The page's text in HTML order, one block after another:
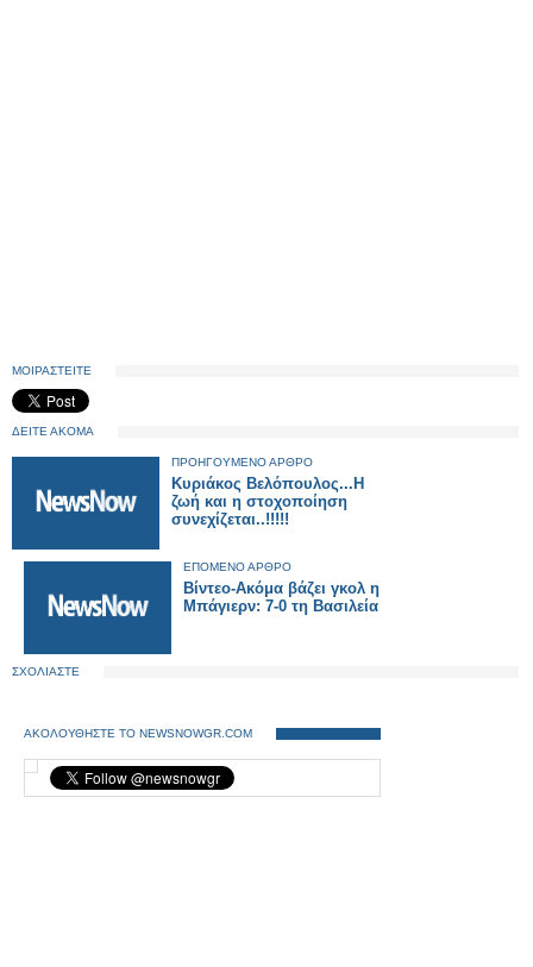
ΜΟΙΡΑΣΤΕΙΤΕ
ΔΕΙΤΕ ΑΚΟΜΑ
ΠΡΟΗΓΟΥΜΕΝΟ ΑΡΘΡΟ
Κυριάκος Βελόπουλος...Η
ζωή και η στοχοποίηση
συνεχίζεται..!!!!!
ΕΠΟΜΕΝΟ ΑΡΘΡΟ
Βίντεο-Ακόμα βάζει γκολ η
Μπάγιερν: 7-0 τη Βασιλεία
ΣΧΟΛΙΑΣΤΕ
ΑΚΟΛΟΥΘΗΣΤΕ ΤΟ NEWSNOWGR.COM